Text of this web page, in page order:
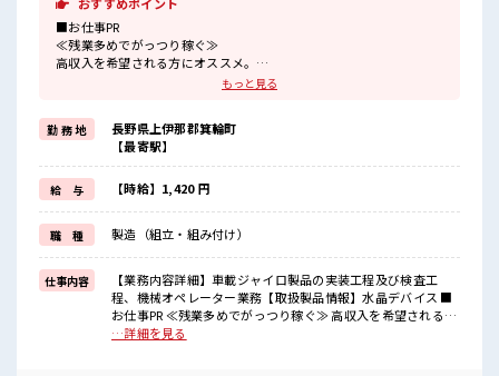
■お仕事PR
≪残業多めでがっつり稼ぐ≫
高収入を希望される方にオススメ。
残業は月20時間以上あります♪
制服があるので、
毎日の服装の悩み解消♪
≪初めての仕事だけど自分にもできそう≫
新しいことにチャレンジするのは不安だけど、
しっかり働く環境が整っています！
イチからスキルUP・ステップUP目指していきましょう！
≪様々なお仕事をご提案≫
一人で悩まず気軽に相談できる、
派遣のお仕事です！
■職場の雰囲気
残業が多めだからしっかり稼ぎたい方にもオススメ！
高収入もバッチリ目指せますよ！
もっと見る
勤 務 地
長野県上伊那郡箕輪町
【最寄駅】
給 与 【時給】1,420 円
職 種 製造（組立・組み付け）
仕事内容
【業務内容詳細】車載ジャイロ製品の実装工程及び検査工
程、機械オペレーター業務【取扱製品情報】水晶デバイス ■
お仕事PR ≪残業多めでがっつり稼ぐ≫ 高収入を希望される方
にオススメ。 残業は月20時間以上あります♪ ≪動きやすい制
…詳細を見る